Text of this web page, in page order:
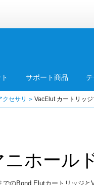
サポート商品
セサリ VacElut カートリッ
ホール
のBond Elutカートリッジと